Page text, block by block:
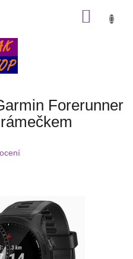
Forerunner